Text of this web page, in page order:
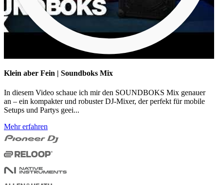
Klein aber Fein | Soundboks Mix
In diesem Video schaue ich mir den SOUNDBOKS Mix genauer
an – ein kompakter und robuster DJ-Mixer, der perfekt für mobile
Setups und Partys geei...
Mehr erfahren